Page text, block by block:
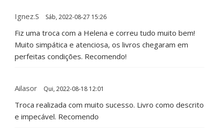
Ignez.S Sáb, 2022-08-27 15:26
Fiz uma troca com a Helena e correu tudo muito bem!
Muito simpática e atenciosa, os livros chegaram em
perfeitas condições. Recomendo!
Ailasor Qui, 2022-08-18 12:01
Troca realizada com muito sucesso. Livro como descrito
e impecável. Recomendo